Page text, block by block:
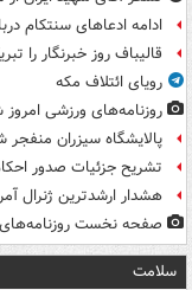
ادامه ادعاهای سنتکام
قالیباف روز خبرنگار را
رویای ائتلاف مکه
روزنامه‌های ورزشی امروز ‌شنبه ۱۷
پالایشگاه سیزران منفجر
تشریح جزئیات صدور
هشدار ارشدترین ژنرال
صفحه نخست روزنامه‌های شنبه ۱۷
سلامت